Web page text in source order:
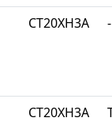
СТ20ХН3А -
СТ20ХН3А